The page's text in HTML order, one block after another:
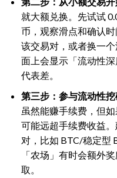
就大额兑换。先试试
币，观察滑点和确认
该交易对，或者换一
面上会显示「流动性
代表差。
第三步：参与流动性挖
虽然能赚手续费，但
可能远超手续费收益
对，比如 BTC/稳定型
「农场」有时会额外
取。